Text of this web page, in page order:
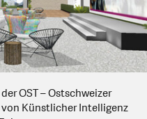
OST – Ostschweizer
Künstlicher Intelligenz